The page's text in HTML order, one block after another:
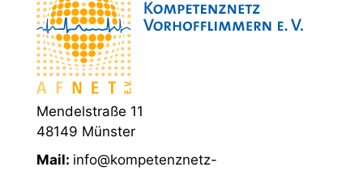
Mendelstraße 11
48149 Münster
Mail: info@kompetenznetz-